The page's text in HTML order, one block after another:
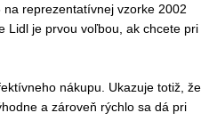
reprezentatívnej vzorke 2002
Lidl je prvou voľbou, ak chcete pri
nákupu. Ukazuje totiž, že
a zároveň rýchlo sa dá pri